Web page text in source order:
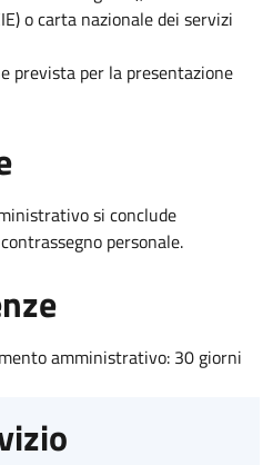
o carta nazionale dei servizi
prevista per la presentazione
si conclude
personale.
amministrativo: 30 giorni